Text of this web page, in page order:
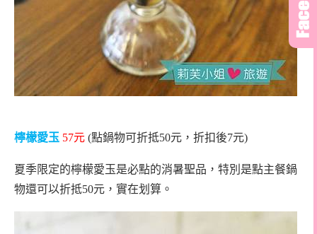
檸檬愛玉 57元 (點鍋物可折抵50元，折扣後7元)
夏季限定的檸檬愛玉是必點的消暑聖品，特別是點主餐鍋
物還可以折抵50元，實在划算。